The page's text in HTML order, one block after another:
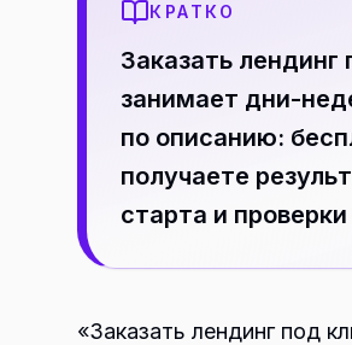
КРАТКО
Заказать
занимает дни-
по описанию:
получаете
старта и
«Заказать лендинг под